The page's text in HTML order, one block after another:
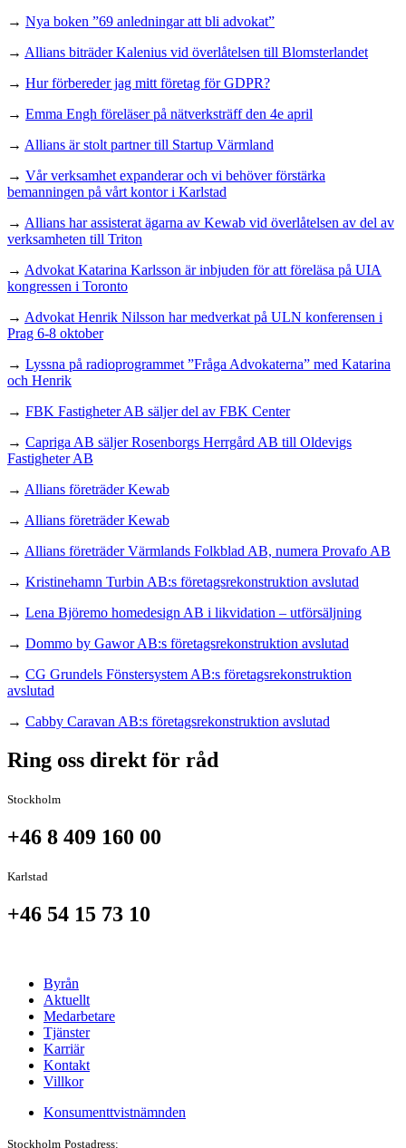
→ Nya boken ”69 anledningar att bli advokat”
→ Allians biträder Kalenius vid överlåtelsen till Blomsterlandet
→ Hur förbereder jag mitt företag för GDPR?
→ Emma Engh föreläser på nätverksträff den 4e april
→ Allians är stolt partner till Startup Värmland
→ Vår verksamhet expanderar och vi behöver förstärka
bemanningen på vårt kontor i Karlstad
→ Allians har assisterat ägarna av Kewab vid överlåtelsen av del av
verksamheten till Triton
→ Advokat Katarina Karlsson är inbjuden för att föreläsa på UIA
kongressen i Toronto
→ Advokat Henrik Nilsson har medverkat på ULN konferensen i
Prag 6-8 oktober
→ Lyssna på radioprogrammet ”Fråga Advokaterna” med Katarina
och Henrik
→ FBK Fastigheter AB säljer del av FBK Center
→ Capriga AB säljer Rosenborgs Herrgård AB till Oldevigs
Fastigheter AB
→ Allians företräder Kewab
→ Allians företräder Kewab
→ Allians företräder Värmlands Folkblad AB, numera Provafo AB
→ Kristinehamn Turbin AB:s företagsrekonstruktion avslutad
→ Lena Björemo homedesign AB i likvidation – utförsäljning
→ Dommo by Gawor AB:s företagsrekonstruktion avslutad
→ CG Grundels Fönstersystem AB:s företagsrekonstruktion
avslutad
→ Cabby Caravan AB:s företagsrekonstruktion avslutad
Ring oss direkt för råd
Stockholm
+46 8 409 160 00
Karlstad
+46 54 15 73 10
Byrån
Aktuellt
Medarbetare
Tjänster
Karriär
Kontakt
Villkor
Konsumenttvistnämnden
Stockholm Postadress: